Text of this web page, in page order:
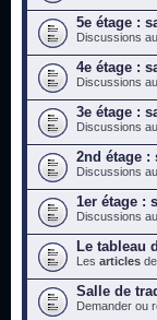
5e étage :
Discussions
4e étage :
Discussions
3e étage :
Discussions
2nd étage :
Discussions
1er étage :
Discussions
Le tableau
Les articles
Salle de
Demander ou